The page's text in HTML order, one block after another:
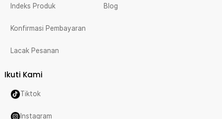
Indeks Produk
Konfirmasi Pembayaran
Lacak Pesanan
Blog
Ikuti Kami
Tiktok
Instagram